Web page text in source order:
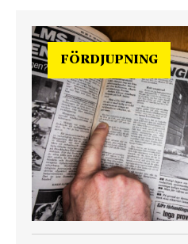
FÖRDJUPNING